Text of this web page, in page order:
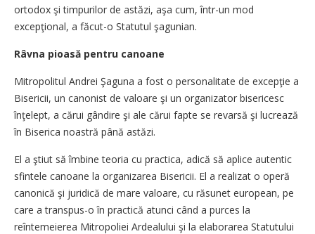
ortodox şi timpurilor de astăzi, aşa cum, într-un mod
excepţional, a făcut-o Statutul şagunian.
Râvna pioasă pentru canoane
Mitropolitul Andrei Şaguna a fost o personalitate de excepţie a
Bisericii, un canonist de valoare şi un organizator bisericesc
înţelept, a cărui gândire şi ale cărui fapte se revarsă şi lucrează
în Biserica noastră până astăzi.
El a ştiut să îmbine teoria cu practica, adică să aplice autentic
sfintele canoane la organizarea Bisericii. El a realizat o operă
canonică şi juridică de mare valoare, cu răsunet european, pe
care a transpus-o în practică atunci când a purces la
reîntemeierea Mitropoliei Ardealului şi la elaborarea Statutului